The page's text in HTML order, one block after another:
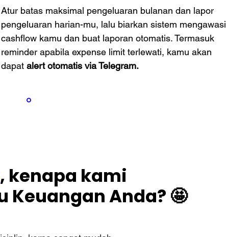
Atur batas maksimal pengeluaran bulanan dan lapor
pengeluaran harian-mu, lalu biarkan sistem mengawasi
cashflow kamu dan buat laporan otomatis. Termasuk
reminder apabila expense limit terlewati, kamu akan
dapat alert otomatis via Telegram.
, kenapa kami
Keuangan Anda? 🤩